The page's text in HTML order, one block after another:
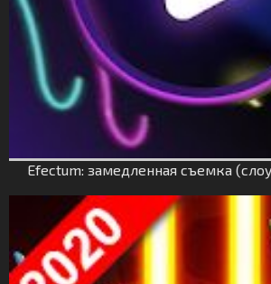
Efectum: замедленная съемка